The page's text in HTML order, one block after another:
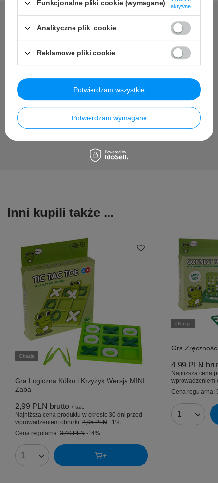
Potrzebujesz pomocy? Masz
pytania?
Zadaj pytanie a my odpowiemy niezwłocznie, najciekawsze
pytania i odpowiedzi publikując dla innych.
Zadaj pytanie
Inni kupili także ...
Okazja
Gra Logiczna Kółko i Krzyżyk Wersja MINI
Żaba
2,99 PLN brutto / szt.
Najniższa cena produktu w okresie 30 dni przed
wprowadzeniem obniżki: 2,95 PLN +1%
Cena regularna: 3,49 PLN -14%
Ilość produktów
Okazja
Gra
4,99 PLN
Najniższa cena
wprowadzeniem
Cena regularna:
Ilość
Funkcjonalne pliki cookie (wymagane)
aktywne
Analityczne pliki cookie
Reklamowe pliki cookie
Potwierdzam wymagane
Potwierdzam wszystkie